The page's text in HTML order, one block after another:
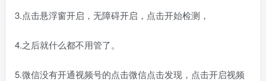
3.点击悬浮窗开启，无障碍开启，点击开始检测，
4.之后就什么都不用管了。
5.微信没有开通视频号的点击微信点击发现，点击开启视频